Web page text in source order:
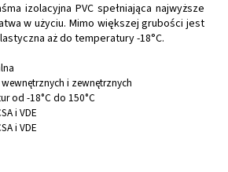
izolacyjna PVC spełniająca najwyższe
w użyciu. Mimo większej grubości jest
aż do temperatury -18°C.
i zewnętrznych
od -18°C do 150°C
i VDE
i VDE